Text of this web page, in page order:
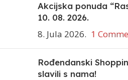
Akcijska ponuda
10. 08. 2026.
8. Jula 2026. 1
Rođendanski
slavili s nama!